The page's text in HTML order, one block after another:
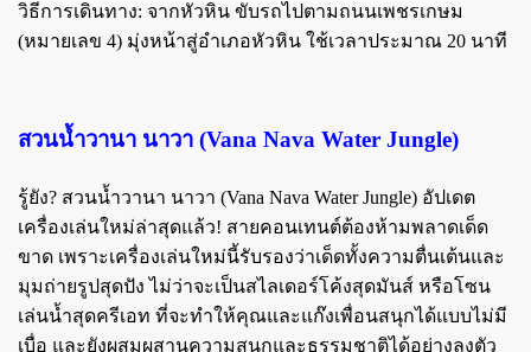
วิธีการเดินทาง: จากหัวหิน ขับรถไปตามถนนเพชรเกษม
(หมายเลข 4) มุ่งหน้าสู่อำเภอหัวหิน ใช้เวลาประมาณ 20 นาที
สวนน้ำวานา นาวา (Vana Nava Water Jungle)
รู้ยัง? สวนน้ำวานา นาวา (Vana Nava Water Jungle) อัปเดต
เครื่องเล่นใหม่ล่าสุดแล้ว! สายคอนเทนต์ต้องห้ามพลาดเด็ด
ขาด เพราะเครื่องเล่นใหม่นี้รับรองว่าเด็ดทั้งความตื่นเต้นและ
มุมถ่ายรูปสุดปัง ไม่ว่าจะเป็นสไลเดอร์โค้งสุดมันส์ หรือโซน
เล่นน้ำสุดครีเอท ที่จะทำให้คุณและแก๊งเพื่อนสนุกได้แบบไม่มี
เบื่อ และยังผสมผสานความสนุกและธรรมชาติได้อย่างลงตัว